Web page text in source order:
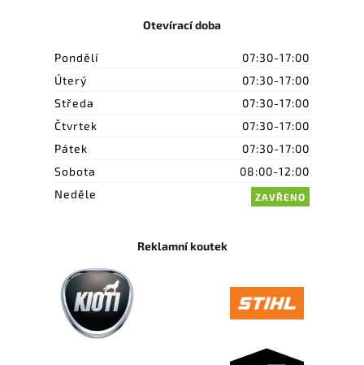
Otevírací doba
Pondělí
07:30-17:00
Úterý
07:30-17:00
Středa
07:30-17:00
Čtvrtek
07:30-17:00
Pátek
07:30-17:00
Sobota
08:00-12:00
Neděle
ZAVŘENO
Reklamní koutek